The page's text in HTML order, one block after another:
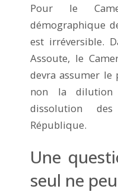
Pour le
démographique
est irréversible.
Assoute, le
devra assumer
non la dilution
dissolution
République.
Une
seul ne